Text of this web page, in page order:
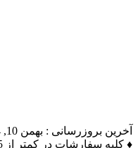
آخرین بروزرسانی : بهمن 10, 1404
♦ کلیه سفارشات در کمتر از 5 ساعت ارسال میگردد.